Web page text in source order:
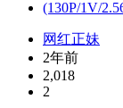
网红正妹
2年前
2,018
2